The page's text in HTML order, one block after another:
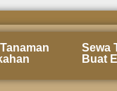
Sewa
Buat